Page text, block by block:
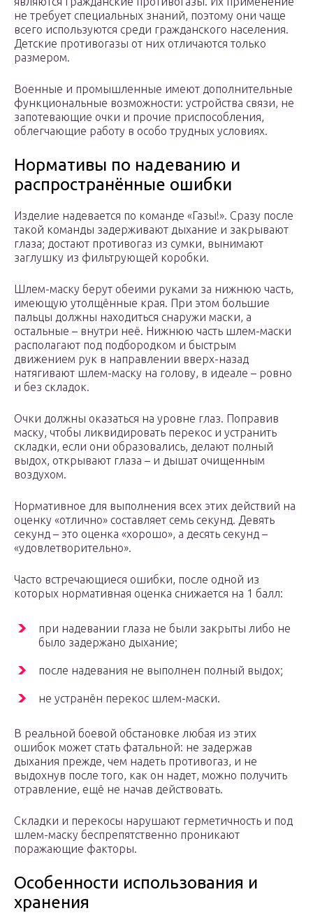
не требует специальных знаний, поэтому они чаще
всего используются среди гражданского населения.
Детские противогазы от них отличаются только
размером.
Военные и промышленные имеют дополнительные
функциональные возможности: устройства связи, не
запотевающие очки и прочие приспособления,
облегчающие работу в особо трудных условиях.
Нормативы по надеванию и
распространённые ошибки
Изделие надевается по команде «Газы!». Сразу после
такой команды задерживают дыхание и закрывают
глаза; достают противогаз из сумки, вынимают
заглушку из фильтрующей коробки.
Шлем-маску берут обеими руками за нижнюю часть,
имеющую утолщённые края. При этом большие
пальцы должны находиться снаружи маски, а
остальные – внутри неё. Нижнюю часть шлем-маски
располагают под подбородком и быстрым
движением рук в направлении вверх-назад
натягивают шлем-маску на голову, в идеале – ровно
и без складок.
Очки должны оказаться на уровне глаз. Поправив
маску, чтобы ликвидировать перекос и устранить
складки, если они образовались, делают полный
выдох, открывают глаза – и дышат очищенным
воздухом.
Нормативное для выполнения всех этих действий на
оценку «отлично» составляет семь секунд. Девять
секунд – это оценка «хорошо», а десять секунд –
«удовлетворительно».
Часто встречающиеся ошибки, после одной из
которых нормативная оценка снижается на 1 балл:
при надевании глаза не были закрыты либо не
было задержано дыхание;
после надевания не выполнен полный выдох;
не устранён перекос шлем-маски.
В реальной боевой обстановке любая из этих
ошибок может стать фатальной: не задержав
дыхания прежде, чем надеть противогаз, и не
выдохнув после того, как он надет, можно получить
отравление, ещё не начав действовать.
Складки и перекосы нарушают герметичность и под
шлем-маску беспрепятственно проникают
поражающие факторы.
Особенности использования и
хранения